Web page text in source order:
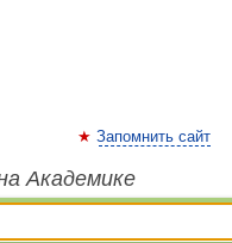
Запомнить сайт
Академике